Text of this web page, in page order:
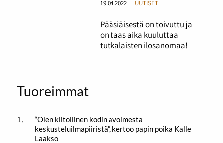
19.04.2022 UUTISET
Pääsiäisestä on toivuttu ja
on taas aika kuuluttaa
tutkalaisten ilosanomaa!
Tuoreimmat
“Olen kiitollinen kodin avoimesta
keskusteluilmapiiristä”, kertoo papin poika Kalle
Laakso